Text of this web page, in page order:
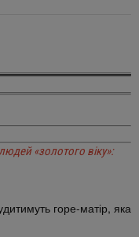
«золотого віку»:
горе-матір, яка